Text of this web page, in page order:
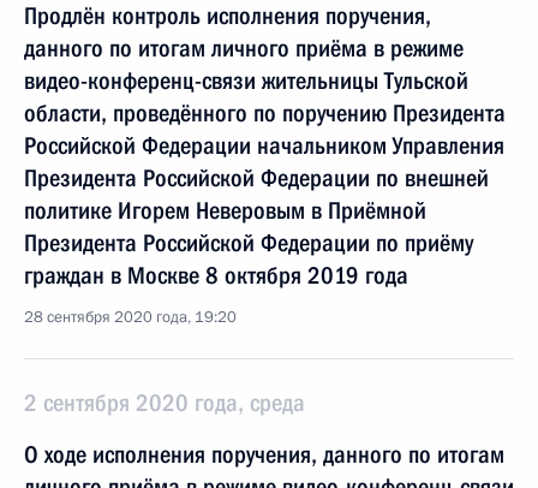
Продлён контроль исполнения поручения,
данного по итогам личного приёма в режиме
видео-конференц-связи жительницы Тульской
области, проведённого по поручению Президента
Российской Федерации начальником Управления
Президента Российской Федерации по внешней
политике Игорем Неверовым в Приёмной
Президента Российской Федерации по приёму
граждан в Москве 8 октября 2019 года
28 сентября 2020 года, 19:20
2 сентября 2020 года, среда
О ходе исполнения поручения, данного по итогам